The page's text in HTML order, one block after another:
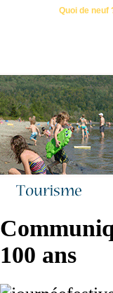
Quoi de neuf
100 ans